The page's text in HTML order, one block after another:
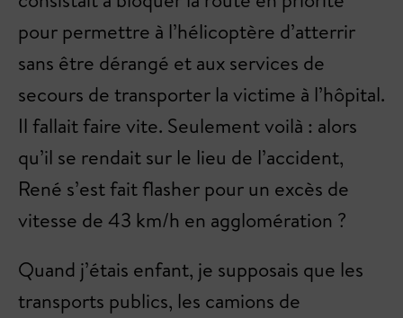
pour permettre à l’hélicoptère d’atterrir
sans être dérangé et aux services de
secours de transporter la victime à l’hôpital.
Il fallait faire vite. Seulement voilà : alors
qu’il se rendait sur le lieu de l’accident,
René s’est fait flasher pour un excès de
vitesse de 43 km/h en agglomération ?
Quand j’étais enfant, je supposais que les
transports publics, les camions de